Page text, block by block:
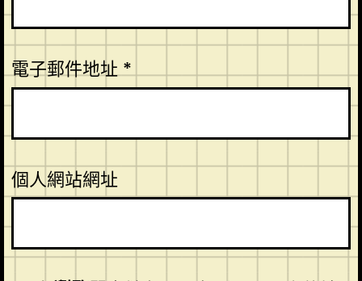
電子郵件地址*
個人網站網址